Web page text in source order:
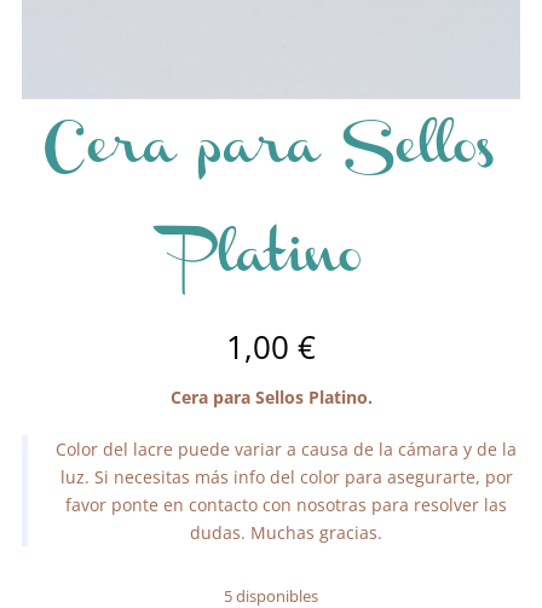
Cera para Sellos
Platino
1,00 €
Cera para Sellos Platino.
Color del lacre puede variar a causa de la cámara y de la
luz. Si necesitas más info del color para asegurarte, por
favor ponte en contacto con nosotras para resolver las
dudas. Muchas gracias.
5 disponibles